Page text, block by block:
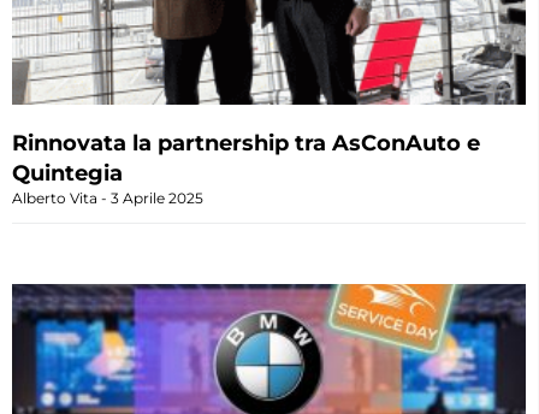
Rinnovata la partnership tra AsConAuto e
Quintegia
Alberto Vita 3 Aprile 2025